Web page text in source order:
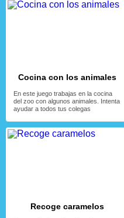
Cocina con los animales
En este juego trabajas en la cocina
del zoo con algunos animales. Intenta
ayudar a todos tus colegas
Recoge caramelos